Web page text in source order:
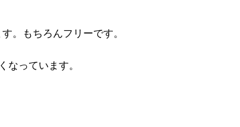
。もちろんフリーです。
なっています。